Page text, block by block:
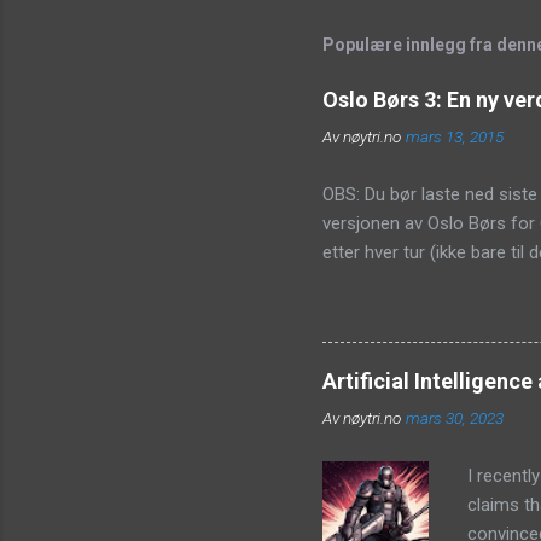
Populære innlegg fra
Oslo Børs 3: En ny
Avnøytri.no mars 13, 2015
OBS: Du bør laste ned
versjonen av Oslo Børs for
etter hver tur (ikke bare til
resultatvisningen, slik at
helt ny verden. Vil du kjøre
https://vice-
Hurra! Dette spillet var
aksjen skal op...
Artificial Intelligence
Avnøytri.no mars 30, 2023
I
claims